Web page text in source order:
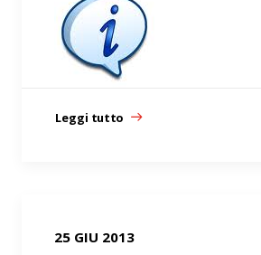
Leggi tutto
25 GIU 2013